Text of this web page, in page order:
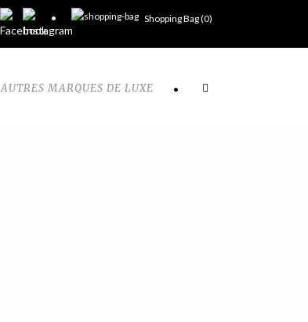
Shopping Bag (0)
AUTRES MARQUES DE LUXE •